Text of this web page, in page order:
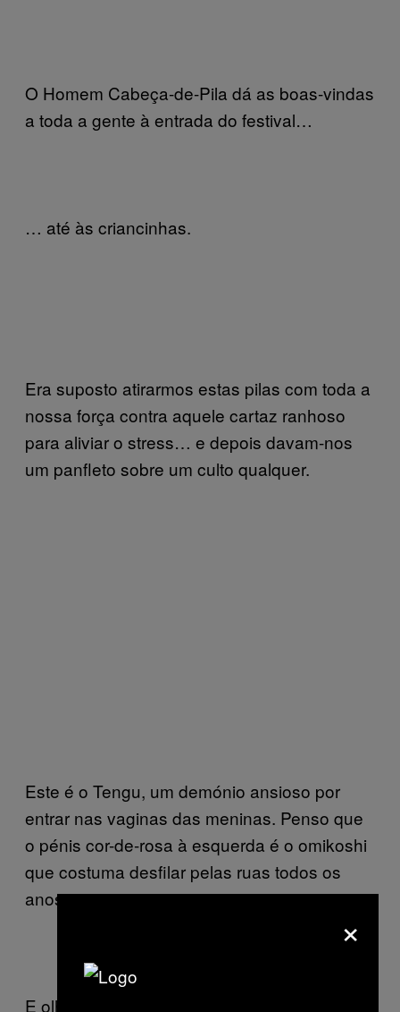
O Homem Cabeça-de-Pila dá as boas-vindas
a toda a gente à entrada do festival…
… até às criancinhas.
Era suposto atirarmos estas pilas com toda a
nossa força contra aquele cartaz ranhoso
para aliviar o stress… e depois davam-nos
um panfleto sobre um culto qualquer.
Este é o Tengu, um demónio ansioso por
entrar nas vaginas das meninas. Penso que
o pénis cor-de-rosa à esquerda é o omikoshi
que costuma desfilar pelas ruas todos os
anos, excepto este.
E olhem, também havia vaginas!
×